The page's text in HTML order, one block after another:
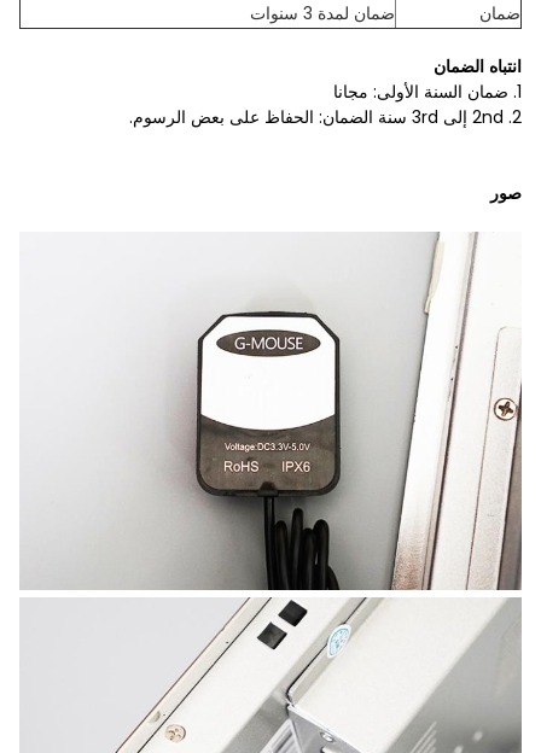
ضمان
ضمان لمدة 3 سنوات
انتباه الضمان
1. ضمان السنة الأولى: مجانا
2. 2nd إلى 3rd سنة الضمان: الحفاظ على بعض الرسوم.
صور